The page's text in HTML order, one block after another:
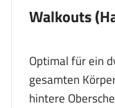
Walkouts
Optimal für ein
gesamten
hintere